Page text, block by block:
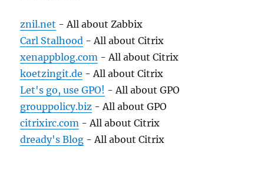
znil.net - All about Zabbix
Carl Stalhood - All about Citrix
xenappblog.com - All about Citrix
koetzingit.de - All about Citrix
Let's go, use GPO! - All about GPO
grouppolicy.biz - All about GPO
citrixirc.com - All about Citrix
dready's Blog - All about Citrix